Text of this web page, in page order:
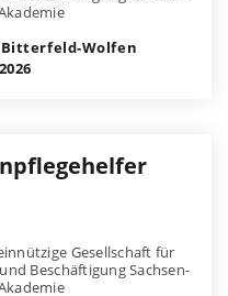
Bitterfeld-Wolfen
Gesellschaft für
Beschäftigung Sachsen-